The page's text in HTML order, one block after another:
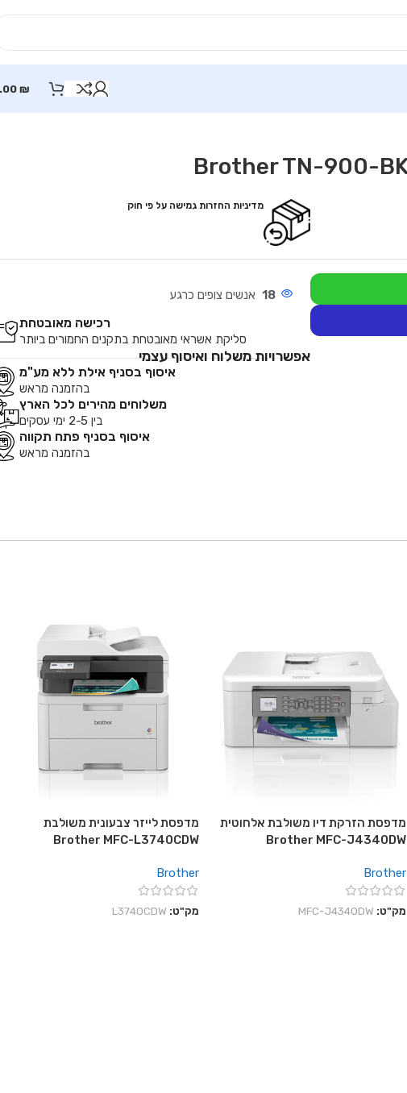
₪
מדיניות החזרות גמישה על פי חוק
18 אנשים צופים כרגע
רכישה מאובטחת
סליקת אשראי מאובטחת בתקנים החמורים ביותר
אפשרויות משלוח ואיסוף עצמי
איסוף בסניף אילת ללא מע"מ
בהזמנה מראש
משלוחים מהירים לכל הארץ
בין 2-5 ימי עסקים
איסוף בסניף פתח תקווה
בהזמנה מראש
מדפסת הזרקת דיו משולבת אלחוטית
Brother MFC-J4340DW
Brother
מק"ט: ‎MFC-J4340DW
מדפסת לייזר צבעונית משולבת
Brother MFC-L3740CDW
Brother
מק"ט: L3740CDW